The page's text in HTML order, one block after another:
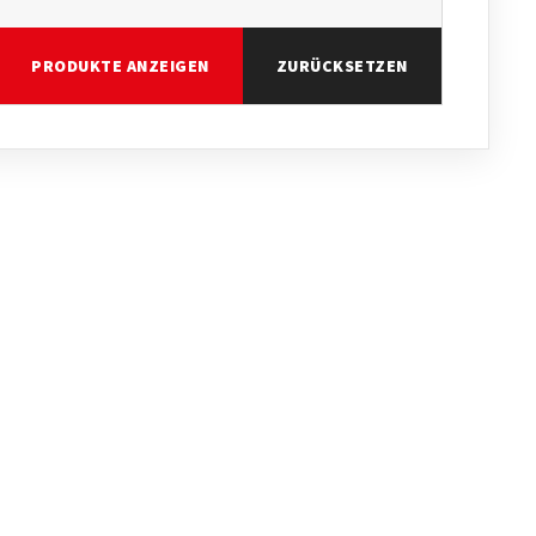
PRODUKTE ANZEIGEN ZURÜCKSETZEN